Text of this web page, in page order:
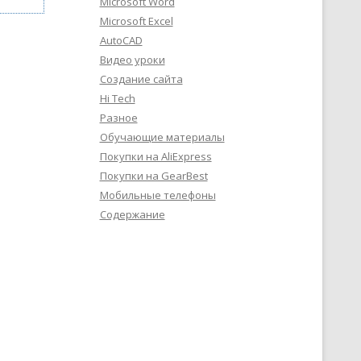
Microsoft Excel
AutoCAD
Видео уроки
Создание сайта
Hi Tech
Разное
Обучающие материалы
Покупки на AliExpress
Покупки на GearBest
Мобильные телефоны
Содержание